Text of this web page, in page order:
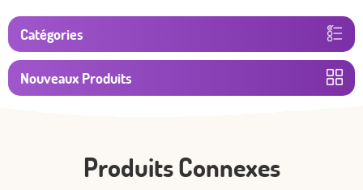
Catégories
Nouveaux Produits
Produits Connexes